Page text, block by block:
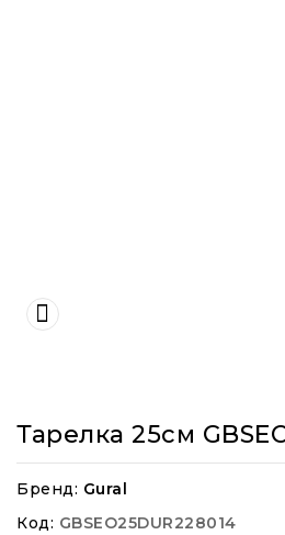
Тарелка 25см
Бренд: Gural
Код: GBSEO25DUR228014